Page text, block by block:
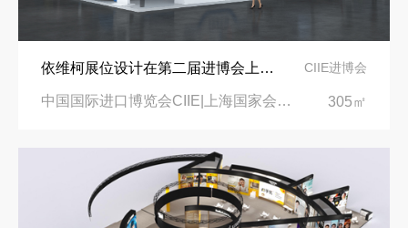
依维柯展位设计在第二届进博会上吸引万千瞩目 CIIE进博会
中国国际进口博览会CIIE|上海国家会展中心 305㎡